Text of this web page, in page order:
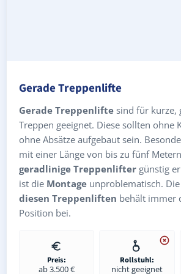
Gerade Treppenlifte
Gerade Treppenlifte sind für kurze,
Treppen geeignet. Diese sollten ohne
ohne Absätze aufgebaut sein.
mit einer Länge von bis zu fünf
geradlinige Treppenlifter günstig
ist die Montage unproblematisch. Die
diesen Treppenliften behält immer
Position bei.
Preis:
ab 3.500 €
Rollstuhl:
nicht geeignet